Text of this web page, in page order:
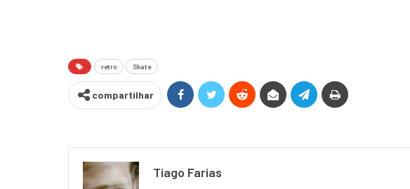
retro Skate
compartilhar
Tiago Farias